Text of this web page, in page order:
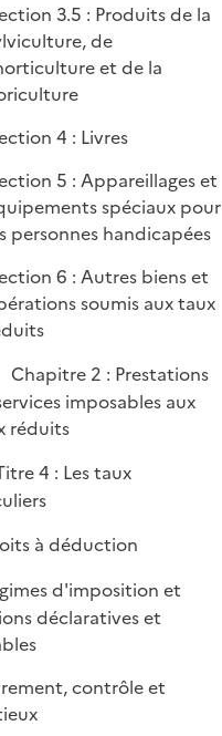
3.5 : Produits de la
de
et de la
4 : Livres
5 : Appareillages et
spéciaux pour
personnes handicapées
6 : Autres biens et
soumis aux taux
D
é
p
i
e
Chapitre 2 : Prestations
imposables aux
réduits
4 : Les taux
à déduction
d'imposition et
déclaratives et
contrôle et